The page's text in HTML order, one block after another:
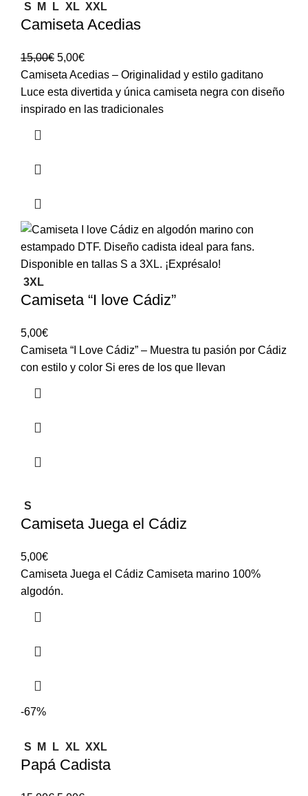
S M L XL XXL
Camiseta Acedias
15,00€ 5,00€
Camiseta Acedias – Originalidad y estilo gaditano
Luce esta divertida y única camiseta negra con diseño
inspirado en las tradicionales
3XL
Camiseta “I love Cádiz”
5,00€
Camiseta “I Love Cádiz” – Muestra tu pasión por Cádiz
con estilo y color Si eres de los que llevan
S
Camiseta Juega el Cádiz
5,00€
Camiseta Juega el Cádiz Camiseta marino 100%
algodón.
-67%
S M L XL XXL
Papá Cadista